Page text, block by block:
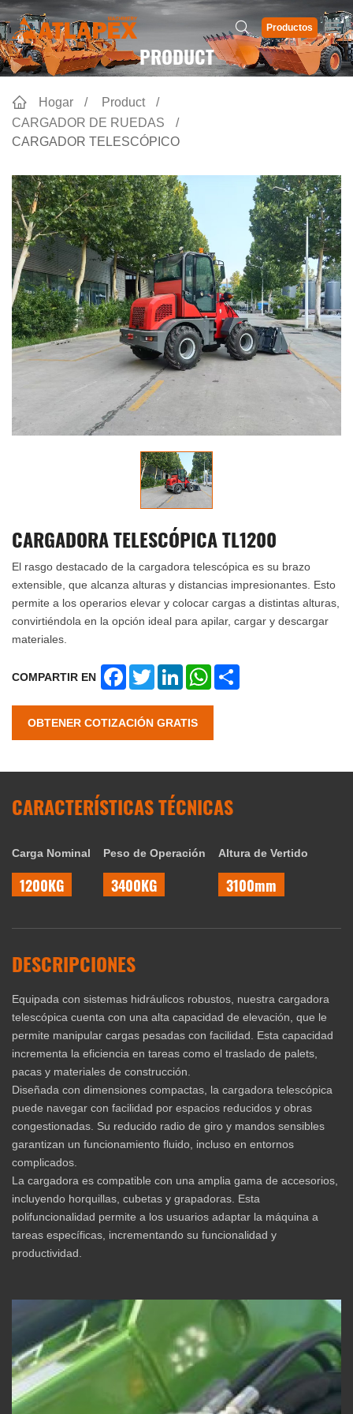
Productos
PRODUCT
Hogar
Product
CARGADOR DE RUEDAS
CARGADOR TELESCÓPICO
CARGADORA TELESCÓPICA TL1200
El rasgo destacado de la cargadora telescópica es su brazo
extensible, que alcanza alturas y distancias impresionantes. Esto
permite a los operarios elevar y colocar cargas a distintas alturas,
convirtiéndola en la opción ideal para apilar, cargar y descargar
materiales.
COMPARTIR EN FacebookTwitterLinkedInWhatsApp
OBTENER COTIZACIÓN GRATIS
CARACTERÍSTICAS TÉCNICAS
Carga Nominal
1200KG
Peso de Operación
3400KG
Altura de Vertido
3100mm
DESCRIPCIONES
Equipada con sistemas hidráulicos robustos, nuestra cargadora
telescópica cuenta con una alta capacidad de elevación, que le
permite manipular cargas pesadas con facilidad. Esta capacidad
incrementa la eficiencia en tareas como el traslado de palets,
pacas y materiales de construcción.
Diseñada con dimensiones compactas, la cargadora telescópica
puede navegar con facilidad por espacios reducidos y obras
congestionadas. Su reducido radio de giro y mandos sensibles
garantizan un funcionamiento fluido, incluso en entornos
complicados.
La cargadora es compatible con una amplia gama de accesorios,
incluyendo horquillas, cubetas y grapadoras. Esta
polifuncionalidad permite a los usuarios adaptar la máquina a
tareas específicas, incrementando su funcionalidad y
productividad.